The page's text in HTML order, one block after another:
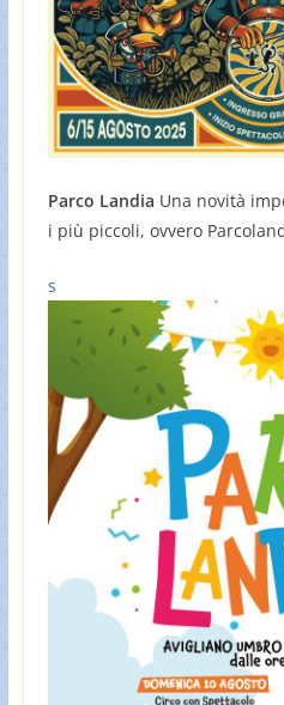
Parco Landia Una novità
i più piccoli, ovvero
s